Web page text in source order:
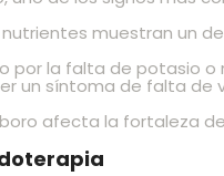
muestran un
por la falta de potasio o
un síntoma de falta de
afecta la fortaleza